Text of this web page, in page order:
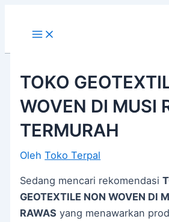
konten
TOKO
WOVEN DI MUSI
TERMURAH
OlehToko Terpal
Sedang mencari rekomendasi
GEOTEXTILE NON WOVEN DI
RAWAS yang menawarkan